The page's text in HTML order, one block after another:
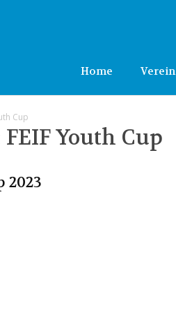
Home Verein
Cup
Youth Cup
2023